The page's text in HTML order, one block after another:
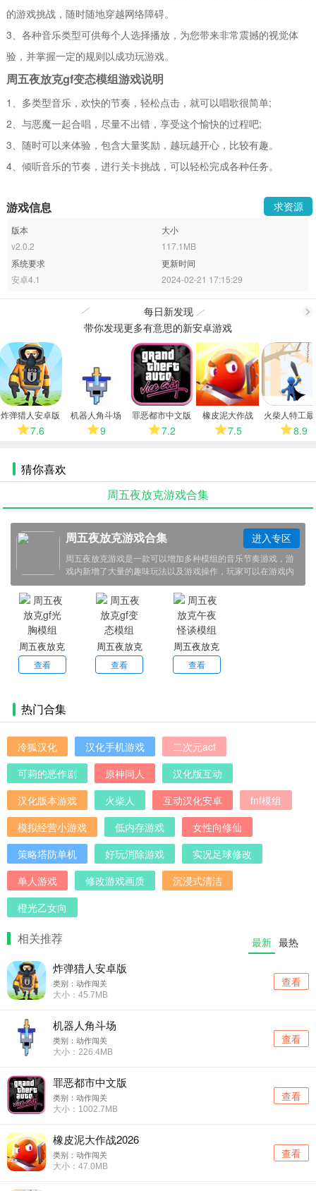
的游戏挑战，随时随地穿越网络障碍。
3、各种音乐类型可供每个人选择播放，为您带来非常震撼的视觉体
验，并掌握一定的规则以成功玩游戏。
周五夜放克gf变态模组游戏说明
1、多类型音乐，欢快的节奏，轻松点击，就可以唱歌很简单;
2、与恶魔一起合唱，尽量不出错，享受这个愉快的过程吧;
3、随时可以来体验，包含大量奖励，越玩越开心，比较有趣。
4、倾听音乐的节奏，进行关卡挑战，可以轻松完成各种任务。
游戏信息 求资源
版本
v2.0.2
大小
117.1MB
系统要求
安卓4.1
更新时间
2024-02-21 17:15:29
每日新发现
多
带你发现更多有意思的新安卓游戏
炸弹猎人安卓版
7.6
机器人角斗场
9
罪恶都市中文版
7.2
橡皮泥大作战
2026
7.5
火柴人特工
版8.9
猜你喜欢
周五夜放克游戏合集
周五夜放克游戏合集
周五夜放克游戏是一款可以增加多种模组的音乐节奏游戏，游
戏内新增了大量的趣味玩法以及游戏操作，玩家可以在游戏内
体验到不一样的游戏乐趣，小编带来了周五夜放克游戏的不同
版本，感兴趣的小伙伴欢迎点击下载体验！
进入专区
周五夜放克
gf光胸模组
查看
周五夜放克
gf变态模组
查看
周五夜放克
午夜怪谈模
查看
热门合集
冷狐汉化 汉化手机游戏
二次元act
可莉的恶作剧
原神同人
汉化版互动
汉化版本游戏
火柴人 互动汉化安卓
fnf模组
模拟经营小游戏
低内存游戏
女性向修仙
策略塔防单机
好玩消除游戏
实况足球修改
单人游戏
修改游戏画质
沉浸式清洁
橙光乙女向
相关推荐 最新 最热
炸弹猎人安卓版
类别：动作闯关
大小：45.7MB
查看
机器人角斗场
类别：动作闯关
大小：226.4MB
查看
罪恶都市中文版
类别：动作闯关
大小：1002.7MB
查看
橡皮泥大作战2026
类别：动作闯关
大小：47.0MB
查看